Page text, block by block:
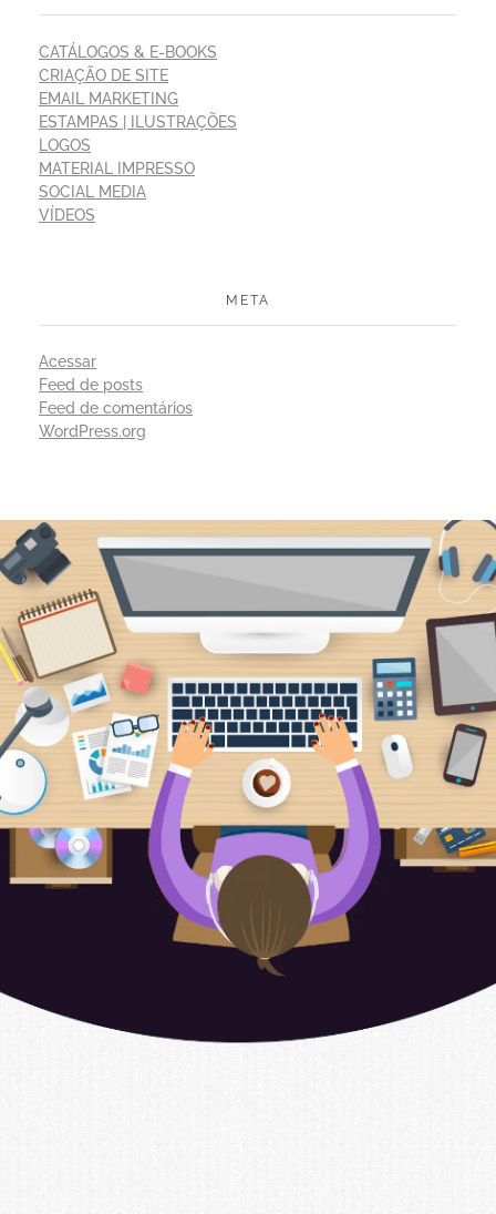
CATÁLOGOS & E-BOOKS
CRIAÇÃO DE SITE
EMAIL MARKETING
ESTAMPAS | ILUSTRAÇÕES
LOGOS
MATERIAL IMPRESSO
SOCIAL MEDIA
VÍDEOS
META
Acessar
Feed de posts
Feed de comentários
WordPress.org